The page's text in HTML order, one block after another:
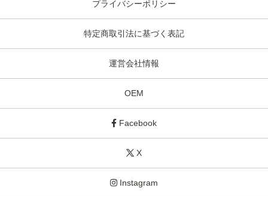
プライバシーポリシー
特定商取引法に基づく表記
運営会社情報
OEM
Facebook
X
Instagram